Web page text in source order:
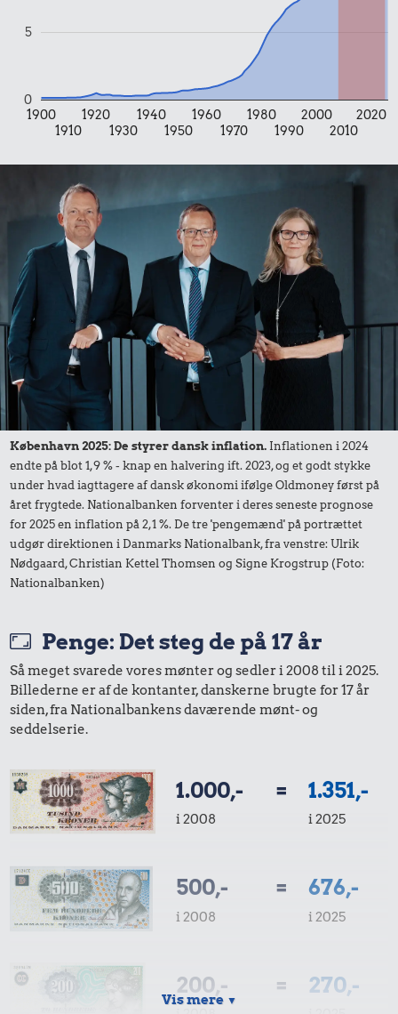
8,00 kr.
Samlet pris i 2025
Udvalgte varer fra danskernes indkøbskurv gennem tiderne.
datidskroner er på baggrund af forbrugerprisindekset fra
Danmarks Statistik.
1900
1910
1920
1930
1940
1950
1960
1970
1980
1990
2000
2010
2020
0
5
København 2025: De styrer dansk inflation. Inflationen i 2024
endte på blot 1,9 % - knap en halvering ift. 2023, og et godt stykke
under hvad iagttagere af dansk økonomi ifølge Oldmoney først på
året frygtede. Nationalbanken forventer i deres seneste prognose
for 2025 en inflation på 2,1 %. De tre 'pengemænd' på portrættet
udgør direktionen i Danmarks Nationalbank, fra venstre: Ulrik
Nødgaard, Christian Kettel Thomsen og Signe Krogstrup (Foto:
Nationalbanken)
Penge: Det steg de på 17 år
Så meget svarede vores mønter og sedler i 2008 til i 2025.
Billederne er af de kontanter, danskerne brugte for 17 år
siden, fra Nationalbankens daværende mønt- og
seddelserie.
1.000,-
i 2008
= 1.351,-
i 2025
500,-
i 2008
= 676,-
i 2025
200,- = 270,-
Vis mere ▼